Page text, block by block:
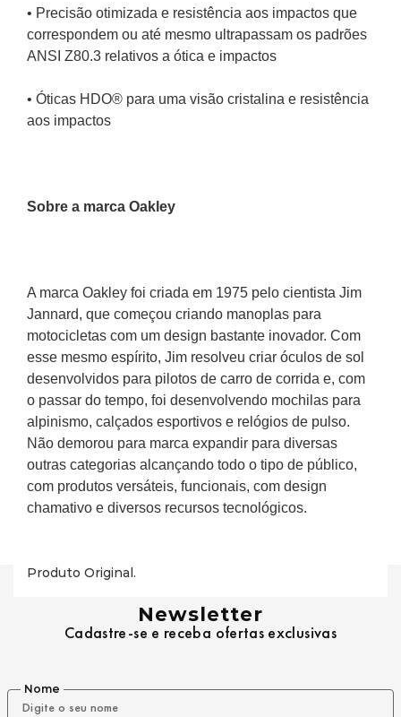
• Precisão otimizada e resistência aos impactos que
correspondem ou até mesmo ultrapassam os padrões
ANSI Z80.3 relativos a ótica e impactos
• Óticas HDO® para uma visão cristalina e resistência
aos impactos
Sobre a marca Oakley
A marca Oakley foi criada em 1975 pelo cientista Jim
Jannard, que começou criando manoplas para
motocicletas com um design bastante inovador. Com
esse mesmo espírito, Jim resolveu criar óculos de sol
desenvolvidos para pilotos de carro de corrida e, com
o passar do tempo, foi desenvolvendo mochilas para
alpinismo, calçados esportivos e relógios de pulso.
Não demorou para marca expandir para diversas
outras categorias alcançando todo o tipo de público,
com produtos versáteis, funcionais, com design
chamativo e diversos recursos tecnológicos.
Produto Original.
Newsletter
Cadastre-se e receba ofertas exclusivas
Nome